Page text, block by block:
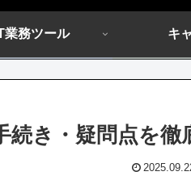
業務ツール キ
続き・疑問点を徹